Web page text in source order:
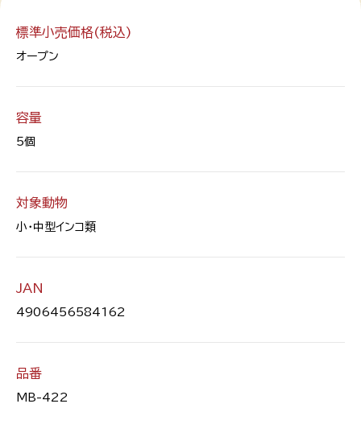
標準小売価格(税込)
オープン
容量
5個
対象動物
小・中型インコ類
JAN
4906456584162
品番
MB-422